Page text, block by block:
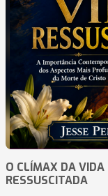
O CLÍMAX DA VIDA
RESSUSCITADA